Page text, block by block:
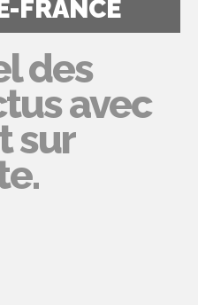
FRANCE
des
avec
sur